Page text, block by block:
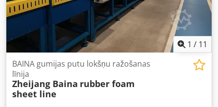
1 / 11
BAINA gumijas putu lokšņu ražošanas
līnija
Zheijang Baina rubber foam
sheet line